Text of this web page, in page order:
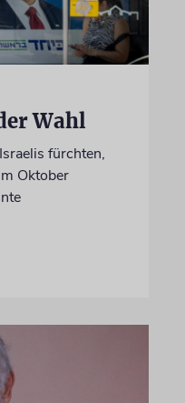
Wahl
fürchten,
Oktober